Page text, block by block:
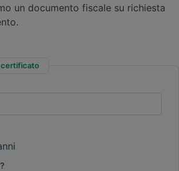
un documento fiscale su richiesta
certificato